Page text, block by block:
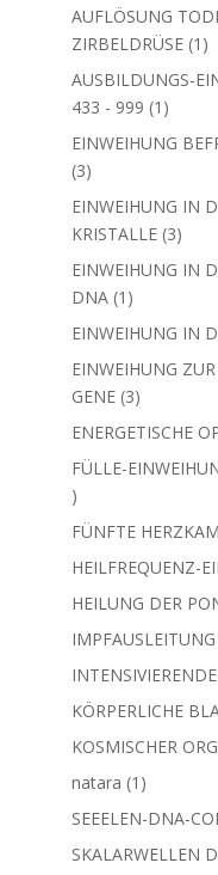
AUFLÖSUNG
ZIRBELDRÜSE 1 1
AUSBILDUNGS-
433 - 999 1 1
EINWEIHUNG
33
Produkte
EINWEIHUNG IN
KRISTALLE 33
EINWEIHUNG IN
DNA 1 1
Produkt
EINWEIHUNG IN
EINWEIHUNG
GENE 33
Produkte
ENERGETISCHE
FÜLLE-
2
Produkte
FÜNFTE
HEILFREQUENZ-
HEILUNG DER
KÖRPERLICHE
KOSMISCHER
natara 1 1
Produkt
SEEELEN-DNA-
SKALARWELLEN